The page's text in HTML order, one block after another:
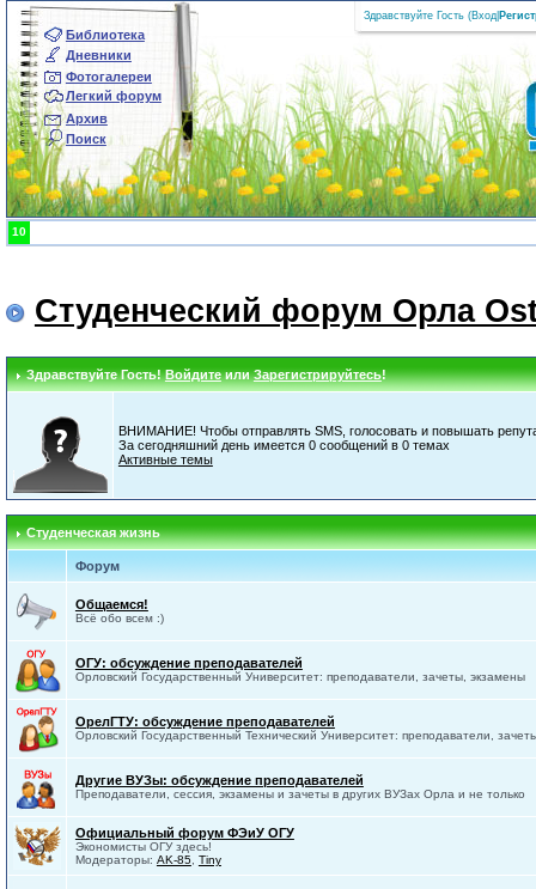
Библиотека
Дневники
Фотогалереи
Легкий форум
Архив
Поиск
Здравствуйте Гость (Вход
10
Студенческий форум Орла
Здравствуйте Гость!ВойдитеилиЗарегистрируйтесь!
ВНИМАНИЕ! Чтобы отправлять SMS, голосовать и повышать
За сегодняшний день имеется 0 сообщений в 0 темах
Активные темы
Студенческая жизнь
Форум
Общаемся!
Всё обо всем :)
ОГУ: обсуждение преподавателей
Орловский Государственный Университет: преподаватели, зачеты, экзамены
ОрелГТУ: обсуждение преподавателей
Орловский Государственный Технический Университет: преподаватели,
Другие ВУЗы: обсуждение преподавателей
Преподаватели, сессия, экзамены и зачеты в других ВУЗах Орла и не только
Официальный форум ФЭиУ ОГУ
Экономисты ОГУ здесь!
Модераторы: AK-85, Tiny